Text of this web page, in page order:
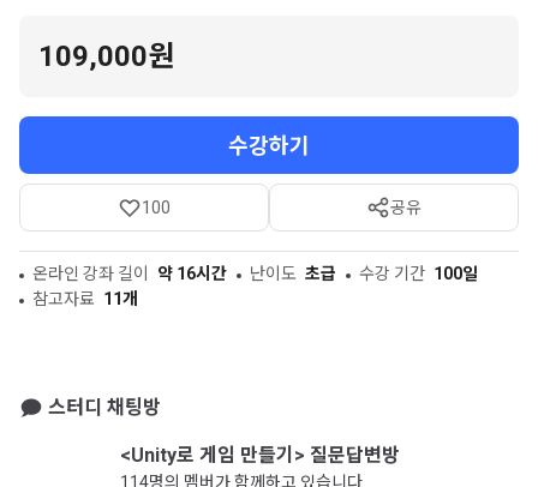
109,000원
수강하기
100 공유
온라인 강좌 길이 약 16시간 난이도 초급 수강 기간 100일
참고자료 11개
스터디 채팅방
<Unity로 게임 만들기> 질문답변방
114명의 멤버가 함께하고 있습니다.